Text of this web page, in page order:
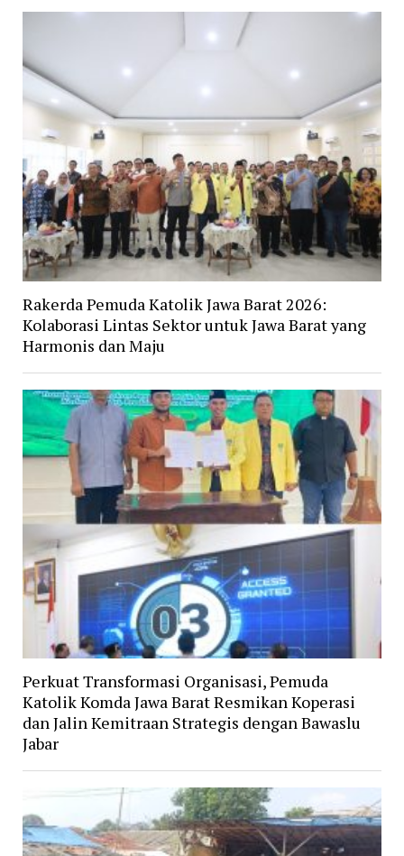
Rakerda Pemuda Katolik Jawa Barat 2026:
Kolaborasi Lintas Sektor untuk Jawa Barat yang
Harmonis dan Maju
Perkuat Transformasi Organisasi, Pemuda
Katolik Komda Jawa Barat Resmikan Koperasi
dan Jalin Kemitraan Strategis dengan Bawaslu
Jabar